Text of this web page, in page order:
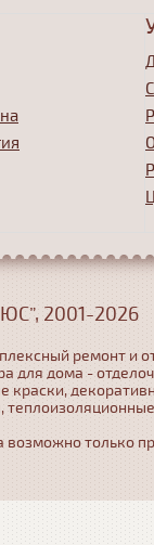
2001-2026
ремонт и
для дома -
краски,
возможно только